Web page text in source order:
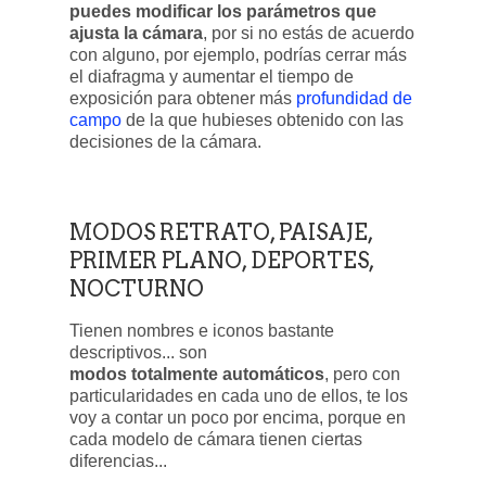
puedes modificar los parámetros que
ajusta la cámara, por si no estás de acuerdo
con alguno, por ejemplo, podrías cerrar más
el diafragma y aumentar el tiempo de
exposición para obtener más profundidad de
campo de la que hubieses obtenido con las
decisiones de la cámara.
MODOS RETRATO, PAISAJE,
PRIMER PLANO, DEPORTES,
NOCTURNO
Tienen nombres e iconos bastante
descriptivos... son
modos totalmente automáticos, pero con
particularidades en cada uno de ellos, te los
voy a contar un poco por encima, porque en
cada modelo de cámara tienen ciertas
diferencias...